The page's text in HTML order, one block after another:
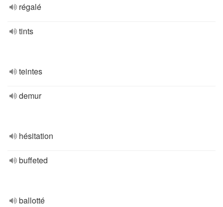
régalé
tints
teintes
demur
hésitation
buffeted
ballotté